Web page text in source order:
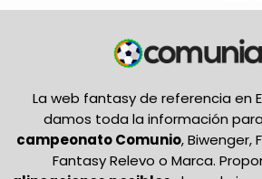
La web fantasy de referencia en
damos toda la información
campeonato Comunio, Biwenger,
Fantasy Relevo o Marca.